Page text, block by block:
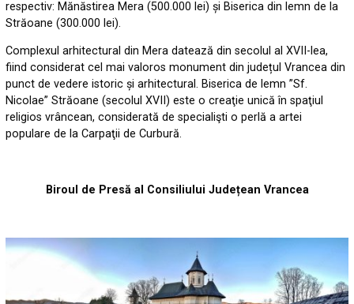
respectiv: Mănăstirea Mera (500.000 lei) și Biserica din lemn de la
Străoane (300.000 lei).
Complexul arhitectural din Mera datează din secolul al XVII-lea,
fiind considerat cel mai valoros monument din județul Vrancea din
punct de vedere istoric și arhitectural. Biserica de lemn ”Sf.
Nicolae” Străoane (secolul XVII) este o creaţie unică în spaţiul
religios vrâncean, considerată de specialişti o perlă a artei
populare de la Carpaţii de Curbură.
Biroul de Presă al Consiliului Județean Vrancea